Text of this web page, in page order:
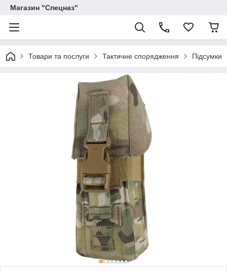
Магазин "Спецназ"
Товари та послуги Тактичне спорядження Підсумки